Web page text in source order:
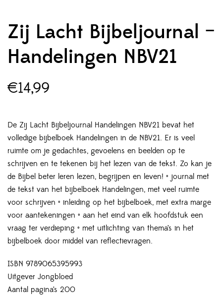
Zij Lacht Bijbeljournal –
Handelingen NBV21
€14,99
De Zij Lacht Bijbeljournal Handelingen NBV21 bevat het
volledige bijbelboek Handelingen in de NBV21. Er is veel
ruimte om je gedachtes, gevoelens en beelden op te
schrijven en te tekenen bij het lezen van de tekst. Zo kan je
de Bijbel beter leren lezen, begrijpen en leven! • journal met
de tekst van het bijbelboek Handelingen, met veel ruimte
voor schrijven • inleiding op het bijbelboek, met extra marge
voor aantekeningen • aan het eind van elk hoofdstuk een
vraag ter verdieping • met uitlichting van thema’s in het
bijbelboek door middel van reflectievragen.
ISBN 9789065395993
Uitgever Jongbloed
Aantal pagina’s 200